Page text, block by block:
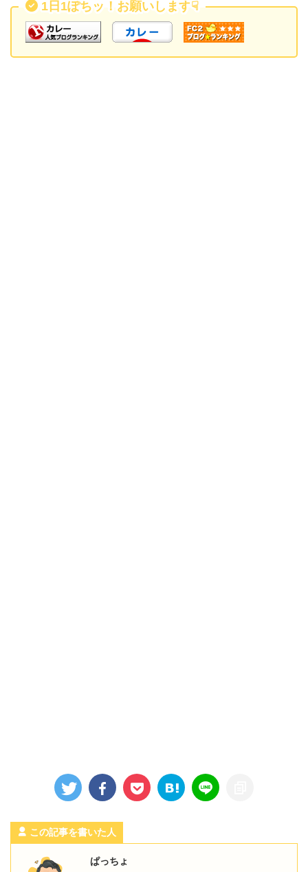
1日1ぽちッ！お願いします☟
この記事を書いた人
ぱっちょ